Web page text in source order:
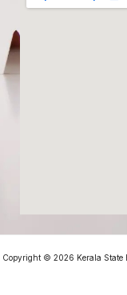
Copyright © 2026 Kerala State